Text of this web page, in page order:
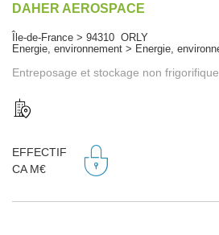
DAHER AEROSPACE
Île-de-France > 94310 ORLY
Energie, environnement > Energie,
Entreposage et stockage non
EFFECTIF
CA M€